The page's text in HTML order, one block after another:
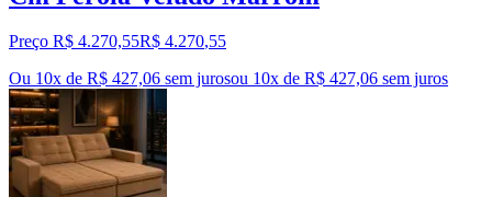
Preço R$ 4.270,55R$ 4.270,55
Ou 10x de R$ 427,06 sem jurosou 10x de R$ 427,06 sem juros